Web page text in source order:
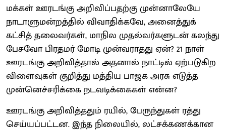
மக்கள் ஊரடங்கு அறிவிப்பதற்கு முன்னாலேயே
நாடாளுமன்றத்தில் விவாதிக்கவே, அனைத்துக்
கட்சித் தலைவர்கள், மாநில முதல்வர்களுடன் கலந்து
பேசவோ பிரதமர் மோடி முன்வராதது ஏன்? 21 நாள்
ஊரடங்கு அறிவித்தால் அதனால் நாட்டில் ஏற்படுகிற
விளைவுகள் குறித்து மத்திய பாஜக அரசு எடுத்த
முன்னெச்சரிக்கை நடவடிக்கைகள் என்ன?
ஊரடங்கு அறிவித்ததும் ரயில், பேருந்துகள் ரத்து
செய்யப்பட்டன. இந்த நிலையில், லட்சக்கணக்கான